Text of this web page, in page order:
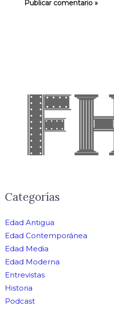
Categorías
Edad Antigua
Edad Contemporánea
Edad Media
Edad Moderna
Entrevistas
Historia
Podcast